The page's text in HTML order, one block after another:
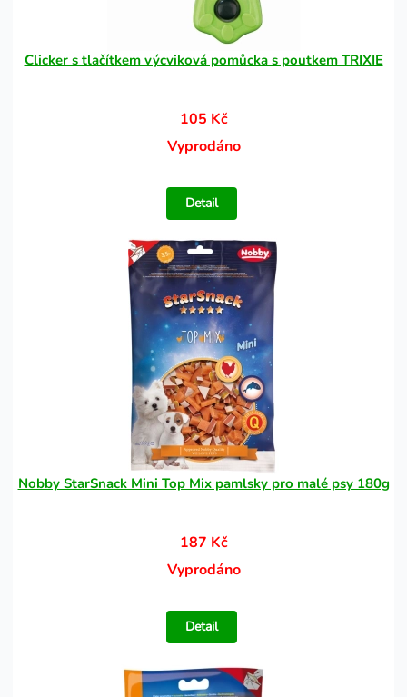
Clicker s tlačítkem výcviková pomůcka s poutkem TRIXIE
105 Kč
Vyprodáno
Detail
Nobby StarSnack Mini Top Mix pamlsky pro malé psy 180g
187 Kč
Vyprodáno
Detail